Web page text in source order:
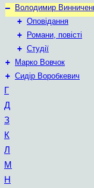
–
Володимир
+ Оповідання
+
Романи, повісті
+ Студії
+
Марко Вовчок
+ Сидір Воробкевич
Г
Д
З
К
Л
М
Н